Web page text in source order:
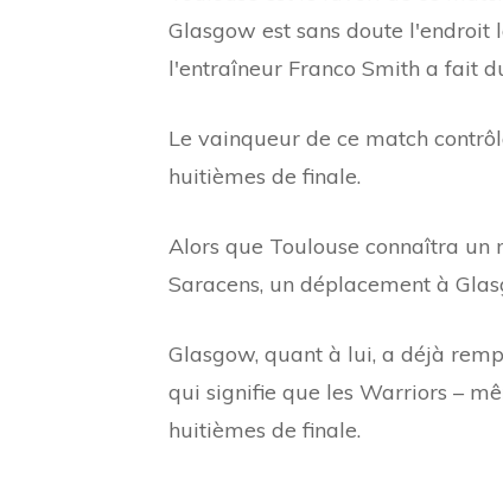
Glasgow est sans doute
l'entraîneur Franco Smith a fait
Le vainqueur de ce match
huitièmes de finale.
Alors que Toulouse connaîtra
Saracens, un déplacement à
Glasgow, quant à lui, a déjà
qui signifie que les Warriors –
huitièmes de finale.